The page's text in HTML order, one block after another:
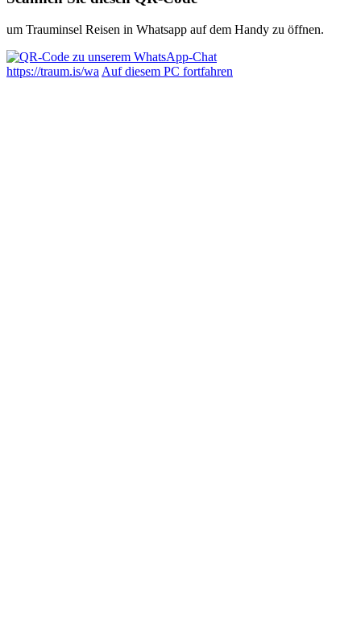
um Trauminsel Reisen in Whatsapp auf dem Handy zu öffnen.
https://traum.is/wa Auf diesem PC fortfahren